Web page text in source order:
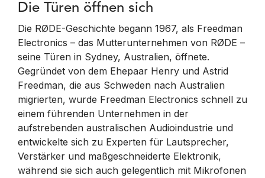
Die Türen öffnen sich
Die RØDE-Geschichte begann 1967, als Freedman
Electronics – das Mutterunternehmen von RØDE –
seine Türen in Sydney, Australien, öffnete.
Gegründet von dem Ehepaar Henry und Astrid
Freedman, die aus Schweden nach Australien
migrierten, wurde Freedman Electronics schnell zu
einem führenden Unternehmen in der
aufstrebenden australischen Audioindustrie und
entwickelte sich zu Experten für Lautsprecher,
Verstärker und maßgeschneiderte Elektronik,
während sie sich auch gelegentlich mit Mikrofonen